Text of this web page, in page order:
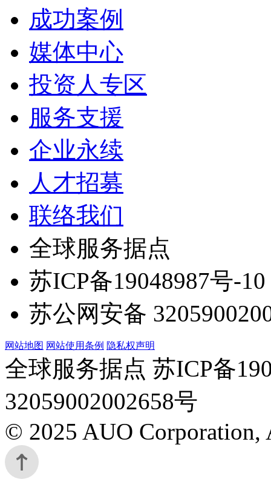
成功案例
媒体中心
投资人专区
服务支援
企业永续
人才招募
联络我们
全球服务据点
苏ICP备19048987号-10
苏公网安备
网站地图 网站使用条例 隐私权声明
全球服务据点 苏ICP备
32059002002658号
© 2025 AUO Corporation,